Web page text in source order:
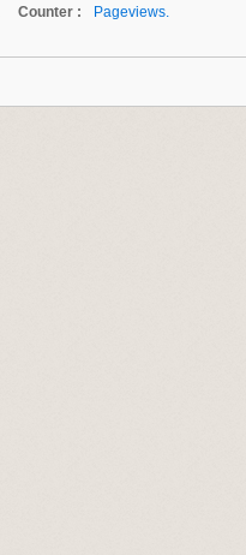
Counter :
Pageviews.